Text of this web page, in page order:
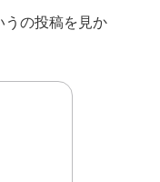
うの投稿を見か